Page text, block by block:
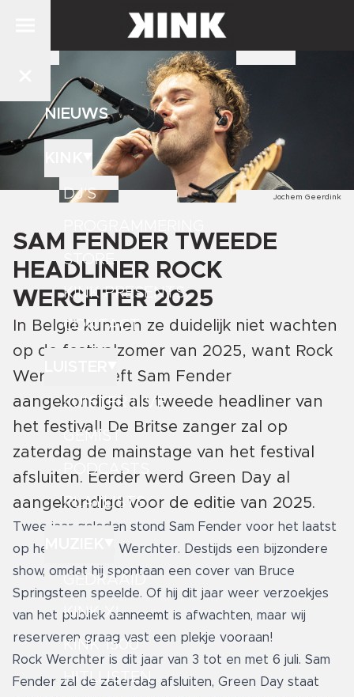
NIEUWS
DJ'S
STORE
KINK PRESENTS
CONTACT
LUISTER LIVE
GEMIST
PODCASTS
PLAYLISTS
GEDRAAID
KINK XL
KINK 1500
HITLIJSTEN
Jochem Geerdink
SAM FENDER TWEEDE
HEADLINER ROCK
WERCHTER 2025
In België kunnen ze duidelijk niet wachten
op de festivalzomer van 2025, want Rock
Werchter heeft Sam Fender
aangekondigd als tweede headliner van
het festival! De Britse zanger zal op
zaterdag de mainstage van het festival
afsluiten. Eerder werd Green Day al
aangekondigd voor de editie van 2025.
Twee jaar geleden stond Sam Fender voor het laatst
op het festival in Werchter. Destijds een bijzondere
show, omdat hij spontaan een cover van Bruce
Springsteen speelde. Of hij dit jaar weer verzoekjes
van het publiek aanneemt is afwachten, maar wij
reserveren graag vast een plekje vooraan!
Rock Werchter is dit jaar van 3 tot en met 6 juli. Sam
Fender zal de zaterdag afsluiten, Green Day staat